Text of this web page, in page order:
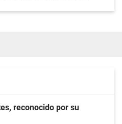
reconocido por su